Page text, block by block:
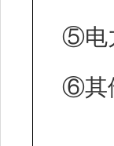
⑤电
⑥其